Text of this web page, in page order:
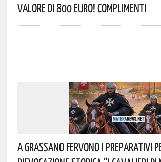
Valore Di 800 Euro! Complimenti
A Grassano Fervono I Preparativi